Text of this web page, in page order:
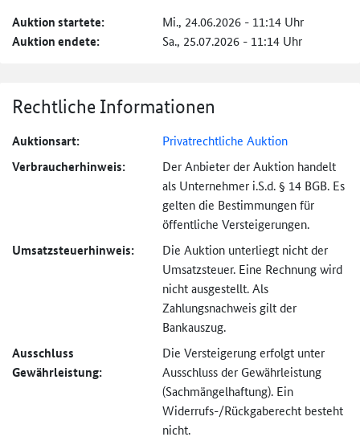
Auktion startete: Mi., 24.06.2026 - 11:14 Uhr
Auktion endete: Sa., 25.07.2026 - 11:14 Uhr
Rechtliche Informationen
Auktionsart: Privatrechtliche Auktion
Verbraucher­hinweis:
Der Anbieter der Auktion handelt
als Unternehmer i.S.d. § 14 BGB. Es
gelten die Bestimmungen für
öffentliche Versteigerungen.
Umsatzsteuer­hinweis:
Die Auktion unterliegt nicht der
Umsatzsteuer. Eine Rechnung wird
nicht ausgestellt. Als
Zahlungsnachweis gilt der
Bankauszug.
Ausschluss
Gewährleistung:
Die Versteigerung erfolgt unter
Ausschluss der Gewährleistung
(Sachmängel­haftung). Ein
Widerrufs-/Rückgaberecht besteht
nicht.